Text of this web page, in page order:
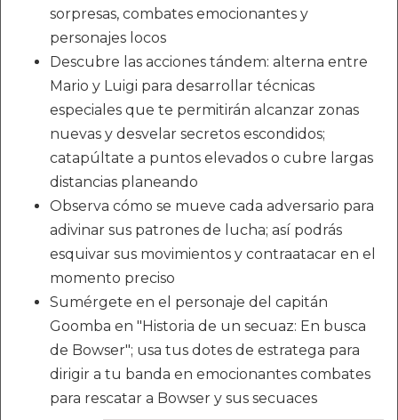
sorpresas, combates emocionantes y
personajes locos
Descubre las acciones tándem: alterna entre
Mario y Luigi para desarrollar técnicas
especiales que te permitirán alcanzar zonas
nuevas y desvelar secretos escondidos;
catapúltate a puntos elevados o cubre largas
distancias planeando
Observa cómo se mueve cada adversario para
adivinar sus patrones de lucha; así podrás
esquivar sus movimientos y contraatacar en el
momento preciso
Sumérgete en el personaje del capitán
Goomba en "Historia de un secuaz: En busca
de Bowser"; usa tus dotes de estratega para
dirigir a tu banda en emocionantes combates
para rescatar a Bowser y sus secuaces